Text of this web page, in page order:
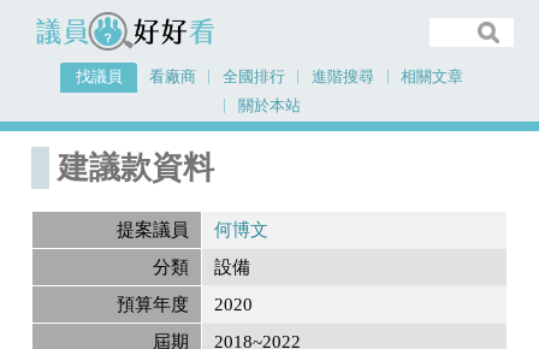
議員好好看
找議員 看廠商 全國排行 進階搜尋
相關文章
關於本站
首頁
建議款資料
提案議員
何博文
分類
設備
預算年度
2020
屆期
2018~2022